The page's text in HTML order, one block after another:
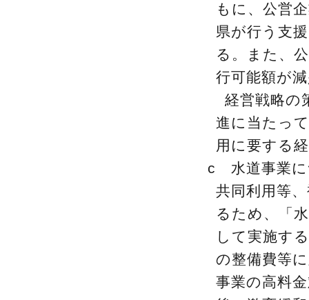
もに、公営
県が行う支
る。また、
行可能額が
経営戦略の
進に当たっ
用に要する
c 水道事業に
共同利用等
るため、「
して実施す
の整備費等
事業の高料